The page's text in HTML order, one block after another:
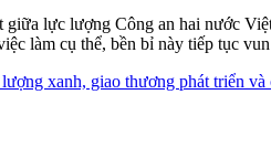
lực lượng Công an hai nước
làm cụ thể, bền bỉ này tiếp tục